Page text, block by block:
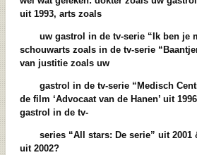
uit 1993, arts zoals
uw gastrol in de tv-serie “Ik ben je
schouwarts zoals in de tv-serie
van justitie zoals uw
gastrol in de tv-serie “Medisch
de film ‘Advocaat van de Hanen’ uit
gastrol in de tv-
series “All stars: De serie” uit 2001
uit 2002?